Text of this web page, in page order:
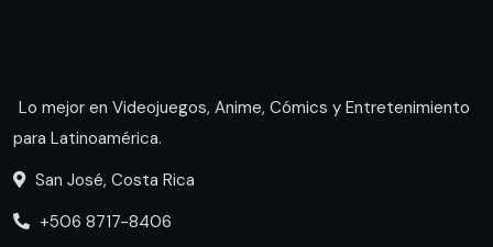
Lo mejor en Videojuegos, Anime, Cómics y Entretenimiento
para Latinoamérica.
San José, Costa Rica
+506 8717-8406